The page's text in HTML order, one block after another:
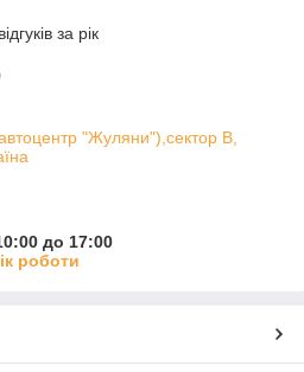
за рік
"Жуляни"),сектор В,
до 17:00
роботи